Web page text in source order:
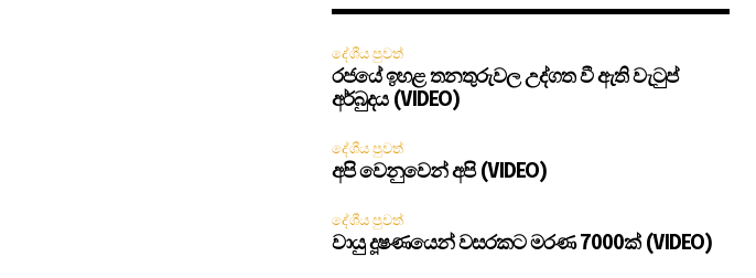
දේශීය පුවත්
රජයේ ඉහළ තනතුරුවල උද්ගත වී ඇති වැටුප්
අර්බුදය (VIDEO)
දේශීය පුවත්
අපි වෙනුවෙන් අපි (VIDEO)
දේශීය පුවත්
වායු දූෂණයෙන් වසරකට මරණ 7000ක් (VIDEO)